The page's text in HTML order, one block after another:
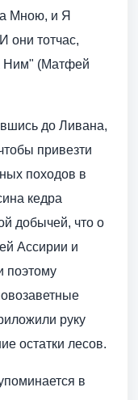
Мною, и Я
они тотчас,
Ним" (Матфей
до Ливана,
привезти
походов в
кедра
добычей, что о
Ассирии и
поэтому
руку
остатки лесов.
в